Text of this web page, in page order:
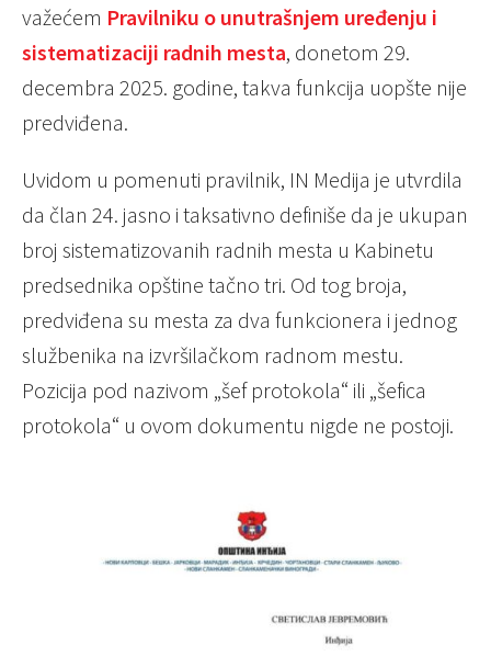
važećem Pravilniku o unutrašnjem uređenju i
sistematizaciji radnih mesta, donetom 29.
decembra 2025. godine, takva funkcija uopšte nije
predviđena.
Uvidom u pomenuti pravilnik, IN Medija je utvrdila
da član 24. jasno i taksativno definiše da je ukupan
broj sistematizovanih radnih mesta u Kabinetu
predsednika opštine tačno tri. Od tog broja,
predviđena su mesta za dva funkcionera i jednog
službenika na izvršilačkom radnom mestu.
Pozicija pod nazivom „šef protokola“ ili „šefica
protokola“ u ovom dokumentu nigde ne postoji.